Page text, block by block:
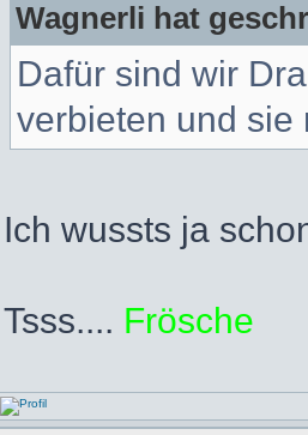
Wagnerli hat
Dafür sind wir
verbieten und sie
Ich wussts ja
Tsss.... Frösche